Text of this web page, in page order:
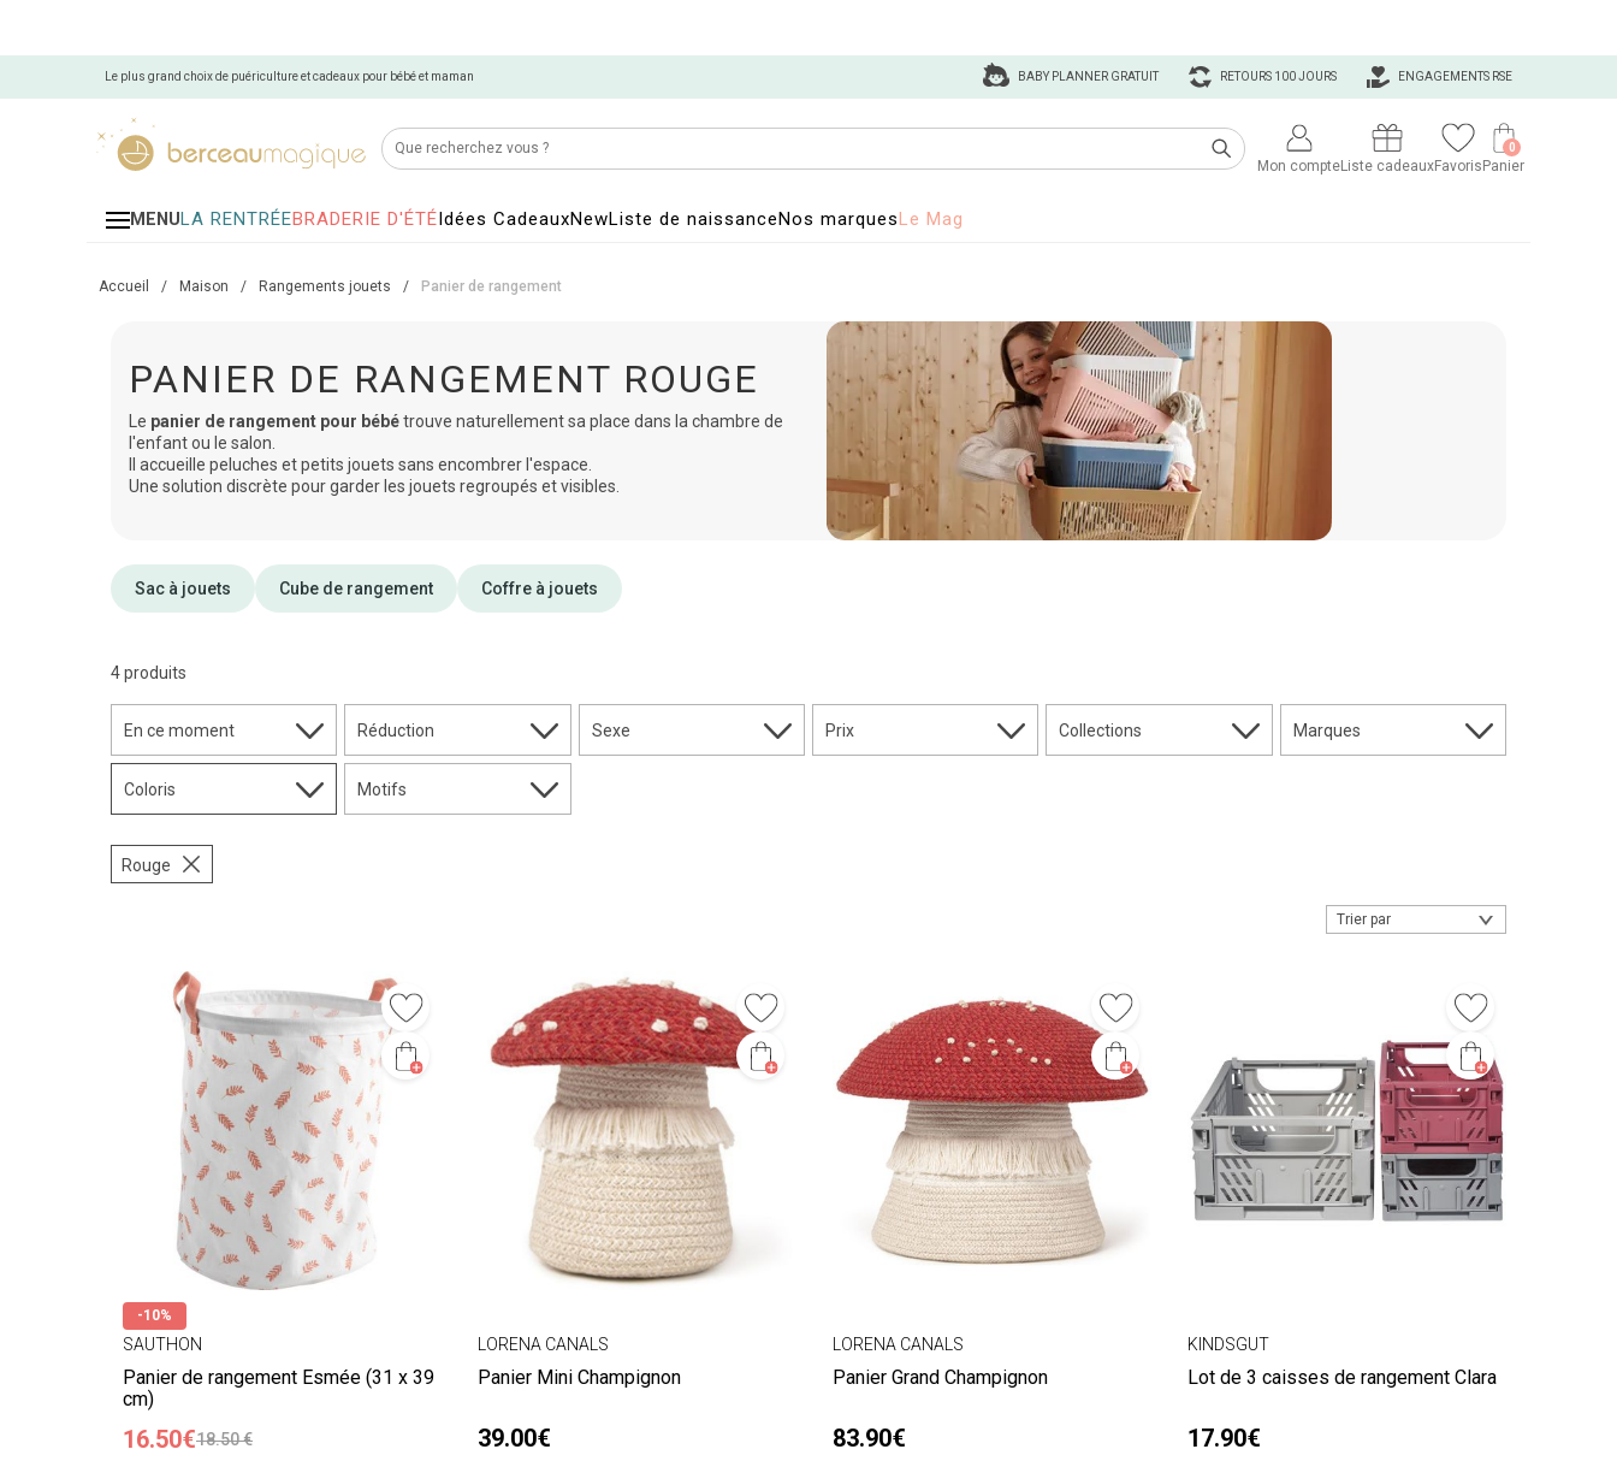
Le plus grand choix de puériculture et cadeaux pour bébé et maman ENGAGEMENTS RSE
RETOURS 100 JOURS
BABY PLANNER GRATUIT
Mon compteListe cadeauxFavorisPanier
0
MENULA RENTRÉEBRADERIE D'ÉTÉIdées CadeauxNewListe de naissanceNos marquesLe Mag
Accueil / Maison / Rangements jouets / Panier de rangement
PANIER DE RANGEMENT ROUGE
Le panier de rangement pour bébétrouve naturellement sa place dans la chambre de
l'enfant ou le salon.
Il accueille peluches et petits jouets sans encombrer l'espace.
Une solution discrète pour garder les jouets regroupés et visibles.
Sac à jouets Cube de rangement Coffre à jouets
4 produits
En ce moment Réduction Sexe Prix Collections Marques
Coloris Motifs
Rouge
Trier par
-10%
SAUTHON
Panier de rangement Esmée (31 x 39
cm)
16.50€18.50 €
LORENA CANALS
Panier Mini Champignon
39.00€
LORENA CANALS
Panier Grand Champignon
83.90€
KINDSGUT
Lot de 3 caisses de rangement Clara
17.90€